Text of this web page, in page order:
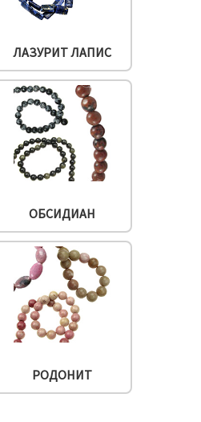
ЛАЗУРИТ ЛАПИС
ОБСИДИАН
РОДОНИТ